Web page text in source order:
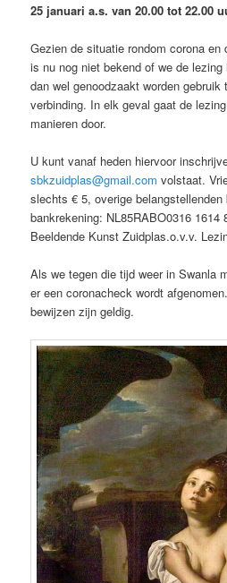
25 januari a.s. van 20.00 tot 22.00
Gezien de situatie rondom corona en
is nu nog niet bekend of we de
dan wel genoodzaakt worden
verbinding. In elk geval gaat de
manieren door.
U kunt vanaf heden hiervoor
sbkzuidplas@gmail.com volstaat.
slechts € 5, overige
bankrekening: NL85RABO0316
Beeldende Kunst Zuidplas.o.v.v.
Als we tegen die tijd weer in Swanla
er een coronacheck wordt
bewijzen zijn geldig.